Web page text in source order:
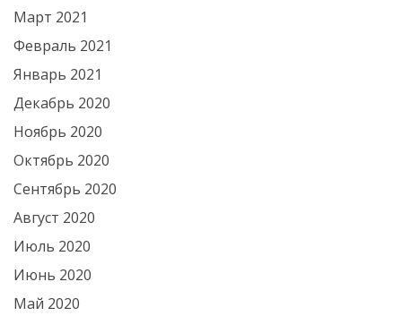
Март 2021
Февраль 2021
Январь 2021
Декабрь 2020
Ноябрь 2020
Октябрь 2020
Сентябрь 2020
Август 2020
Июль 2020
Июнь 2020
Май 2020